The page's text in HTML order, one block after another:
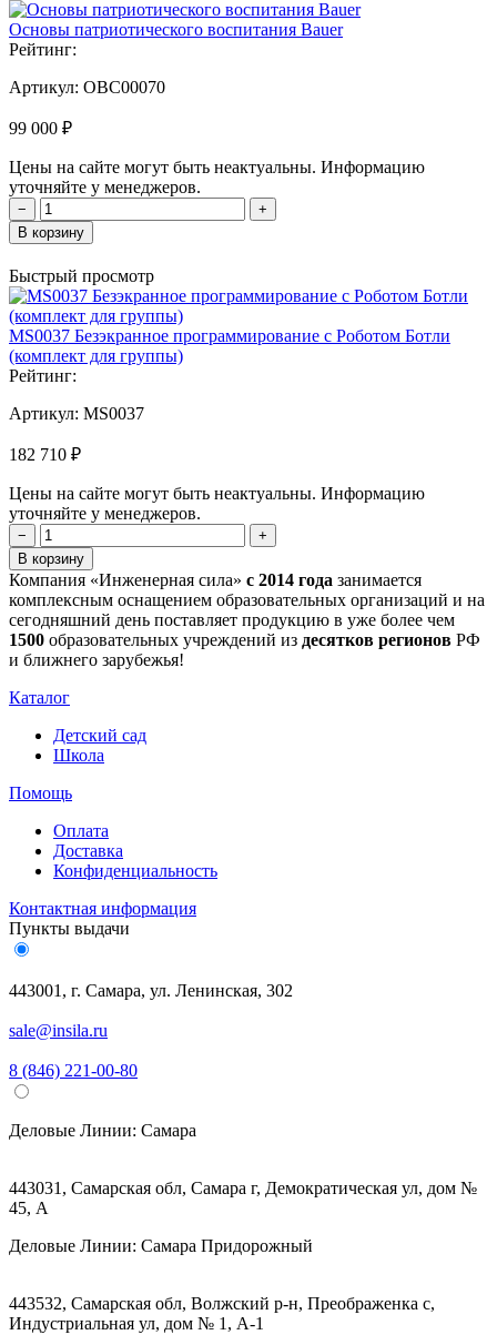
Основы патриотического воспитания Bauer
Рейтинг:
Артикул: OBC00070
99 000 ₽
Цены на сайте могут быть неактуальны. Информацию
уточняйте у менеджеров.
−
+
В корзину
Быстрый просмотр
MS0037 Безэкранное программирование с Роботом Ботли
(комплект для группы)
Рейтинг:
Артикул: MS0037
182 710 ₽
Цены на сайте могут быть неактуальны. Информацию
уточняйте у менеджеров.
−
+
В корзину
Компания «Инженерная сила» с 2014 года занимается
комплексным оснащением образовательных организаций и на
сегодняшний день поставляет продукцию в уже более чем
1500 образовательных учреждений из десятков регионов РФ
и ближнего зарубежья!
Каталог
Детский сад
Школа
Помощь
Оплата
Доставка
Конфиденциальность
Контактная информация
Пункты выдачи
443001, г. Самара, ул. Ленинская, 302
sale@insila.ru
8 (846) 221-00-80
Деловые Линии: Самара
443031, Самарская обл, Самара г, Демократическая ул, дом №
45, А
Деловые Линии: Самара Придорожный
443532, Самарская обл, Волжский р-н, Преображенка с,
Индустриальная ул, дом № 1, А-1